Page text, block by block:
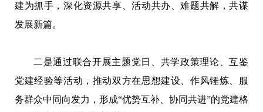
建为抓手，深化资源共享、活动共办、难题共解，共谋
发展新篇。
二是通过联合开展主题党日、共学政策理论、互鉴
党建经验等活动，推动双方在思想建设、作风锤炼、服
务群众中同向发力，形成“优势互补、协同共进”的党建格